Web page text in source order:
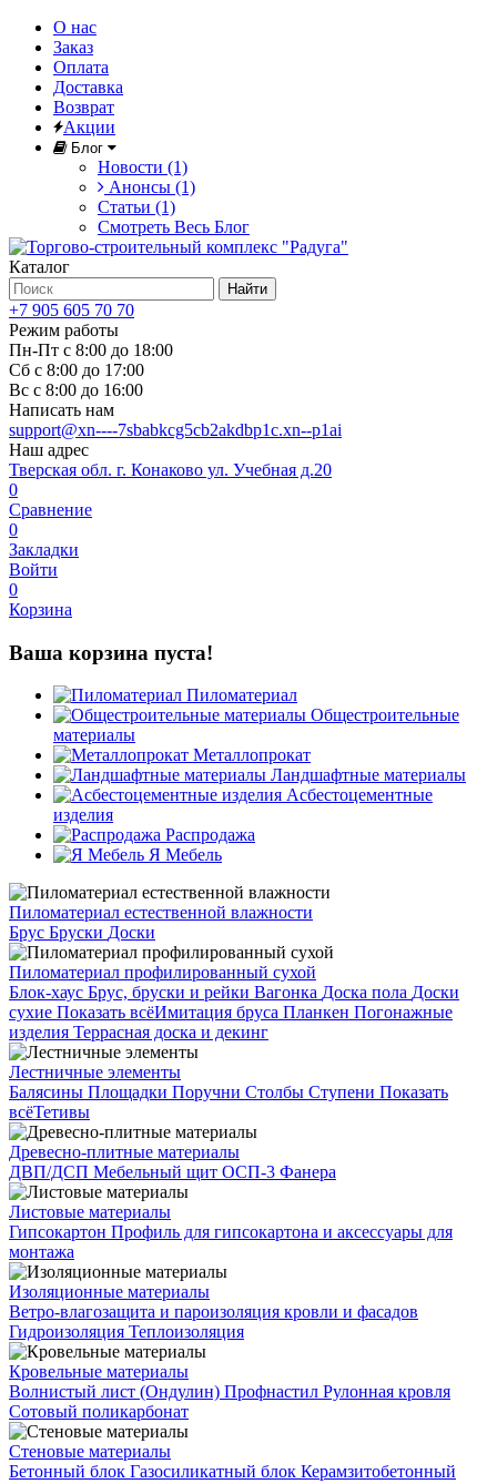
О нас
Заказ
Оплата
Доставка
Возврат
Акции
Блог
Новости (1)
Анонсы (1)
Статьи (1)
Смотреть Весь Блог
Каталог
Найти
+7 905 605 70 70
Режим работы
Пн-Пт с 8:00 до 18:00
Сб с 8:00 до 17:00
Вс с 8:00 до 16:00
Написать нам
support@xn----7sbabkcg5cb2akdbp1c.xn--p1ai
Наш адрес
Тверская обл. г. Конаково ул. Учебная д.20
0
Сравнение
0
Закладки
Войти
0
Корзина
Ваша корзина пуста!
Пиломатериал
Общестроительные
материалы
Металлопрокат
Ландшафтные материалы
Асбестоцементные
изделия
Распродажа
Я Мебель
Пиломатериал естественной влажности
Брус Бруски Доски
Пиломатериал профилированный сухой
Блок-хаус Брус, бруски и рейки Вагонка Доска пола Доски
сухие Показать всёИмитация бруса Планкен Погонажные
изделия Террасная доска и декинг
Лестничные элементы
Балясины Площадки Поручни Столбы Ступени Показать
всёТетивы
Древесно-плитные материалы
ДВП/ДСП Мебельный щит ОСП-3 Фанера
Листовые материалы
Гипсокартон Профиль для гипсокартона и аксессуары для
монтажа
Изоляционные материалы
Ветро-влагозащита и пароизоляция кровли и фасадов
Гидроизоляция Теплоизоляция
Кровельные материалы
Волнистый лист (Ондулин) Профнастил Рулонная кровля
Сотовый поликарбонат
Стеновые материалы
Бетонный блок Газосиликатный блок Керамзитобетонный